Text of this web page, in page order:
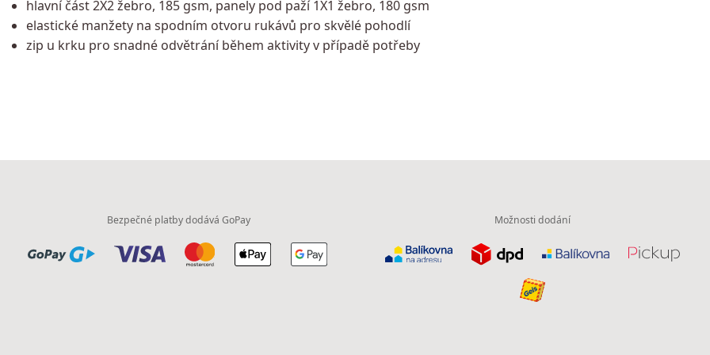
hlavní část 2X2 žebro, 185 gsm, panely pod paží 1X1 žebro, 180 gsm
elastické manžety na spodním otvoru rukávů pro skvělé pohodlí
zip u krku pro snadné odvětrání během aktivity v případě potřeby
Bezpečné platby dodává GoPay Možnosti dodání